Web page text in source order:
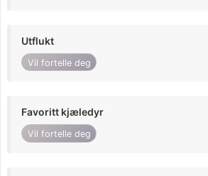
Utflukt
Vil fortelle deg
Favoritt kjæledyr
Vil fortelle deg